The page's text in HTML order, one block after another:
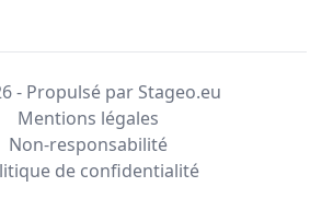
- Propulsé par Stageo.eu
Mentions légales
Non-responsabilité
de confidentialité